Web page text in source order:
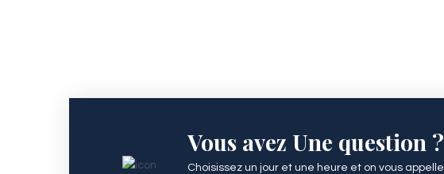
Vous avez Une question ?
Choisissez un jour et une heure et on vous appelle